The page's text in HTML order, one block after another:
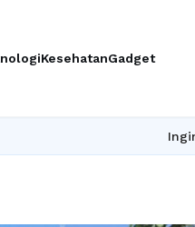
KesehatanGadget
Ingin